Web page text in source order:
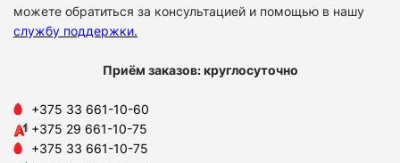
можете обратиться за консультацией и помощью в нашу
службу поддержки.
Приём заказов: круглосуточно
+375 33 661-10-60
+375 29 661-10-75
+375 33 661-10-75